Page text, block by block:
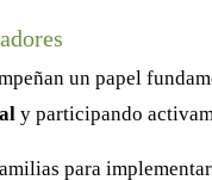
un papel
y participando
para implementar